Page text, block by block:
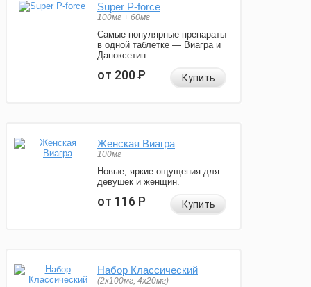
Super P-force
100мг + 60мг
Самые популярные препараты
в одной таблетке — Виагра и
Дапоксетин.
от 200Р Купить
Женская Виагра
100мг
Новые, яркие ощущения для
девушек и женщин.
от 116Р Купить
Набор Классический
(2x100мг, 4x20мг)